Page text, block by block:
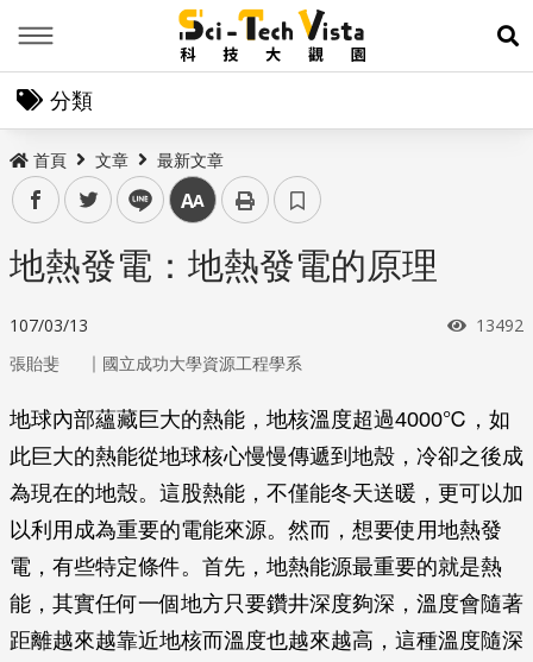
展
分類
首頁 文章 最新文章
facebooktwitter line 中
地熱發電：地熱發電的原理
107/03/13 瀏覽次
13492
張貽斐 ｜ 國立成功大學資源工程學系
地球內部蘊藏巨大的熱能，地核溫度超過4000℃，如
此巨大的熱能從地球核心慢慢傳遞到地殼，冷卻之後成
為現在的地殼。這股熱能，不僅能冬天送暖，更可以加
以利用成為重要的電能來源。然而，想要使用地熱發
電，有些特定條件。首先，地熱能源最重要的就是熱
能，其實任何一個地方只要鑽井深度夠深，溫度會隨著
距離越來越靠近地核而溫度也越來越高，這種溫度隨深